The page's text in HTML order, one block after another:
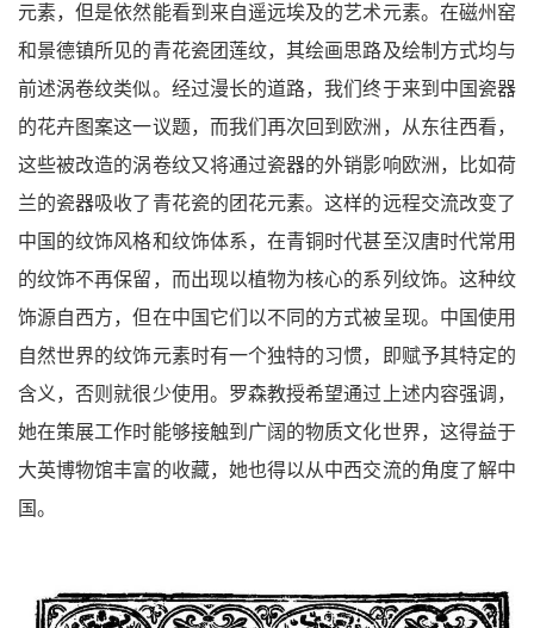
元素，但是依然能看到来自遥远埃及的艺术元素。在磁州窑
和景德镇所见的青花瓷团莲纹，其绘画思路及绘制方式均与
前述涡卷纹类似。经过漫长的道路，我们终于来到中国瓷器
的花卉图案这一议题，而我们再次回到欧洲，从东往西看，
这些被改造的涡卷纹又将通过瓷器的外销影响欧洲，比如荷
兰的瓷器吸收了青花瓷的团花元素。这样的远程交流改变了
中国的纹饰风格和纹饰体系，在青铜时代甚至汉唐时代常用
的纹饰不再保留，而出现以植物为核心的系列纹饰。这种纹
饰源自西方，但在中国它们以不同的方式被呈现。中国使用
自然世界的纹饰元素时有一个独特的习惯，即赋予其特定的
含义，否则就很少使用。罗森教授希望通过上述内容强调，
她在策展工作时能够接触到广阔的物质文化世界，这得益于
大英博物馆丰富的收藏，她也得以从中西交流的角度了解中
国。